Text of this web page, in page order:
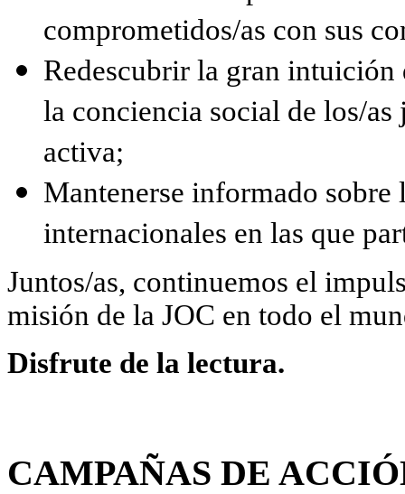
comprometidos/as con sus
Redescubrir la gran intuición
la conciencia social de los/
activa;
Mantenerse informado
internacionales en las que
Juntos/as, continuemos el
misión de la JOC en todo el
Disfrute de la lectura.
CAMPAÑAS DE